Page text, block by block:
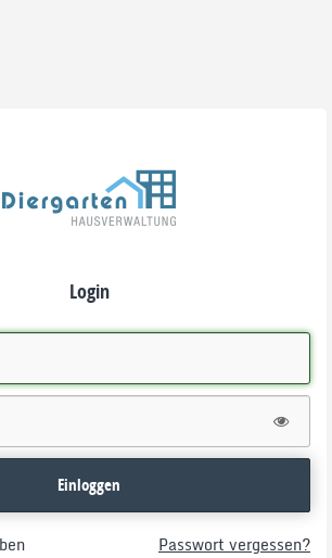
Login
Einloggen
Passwort vergessen?